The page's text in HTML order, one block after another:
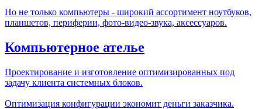
Но не только компьютеры - широкий ассортимент ноутбуков,
планшетов, периферии, фото-видео-звука, аксессуаров.
Компьютерное ателье
Проектирование и изготовление оптимизированных под
задачу клиента системных блоков.
Оптимизация конфигурации экономит деньги заказчика.